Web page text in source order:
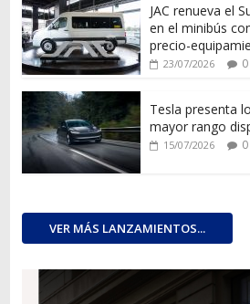
JAC renueva el
en el minibús
precio-
23/07/2026 0
Tesla presenta
mayor rango
15/07/2026 0
VER MÁS LANZAMIENTOS...